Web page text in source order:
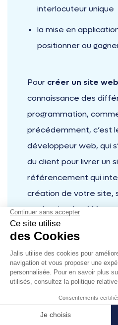
interlocuteur unique
la mise en
positionner ou
Pour créer un site web
connaissance des
programmation,
précédemment, c’est
développeur web, qui
du client pour livrer un
référencement qui
création de votre site,
catégories, le
consiste à payer pour
pages de résultats
recherche. Le
lui gratuit, mais
connaissances
est préférable d’être
domaine. Enfin, une
04 12 16 07 53